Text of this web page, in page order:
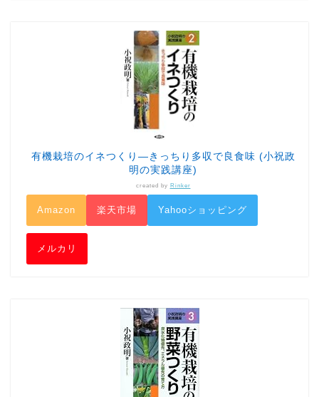
有機栽培のイネつくり―きっちり多収で良食味 (小祝政
明の実践講座)
created by Rinker
Amazon 楽天市場 Yahooショッピング
メルカリ